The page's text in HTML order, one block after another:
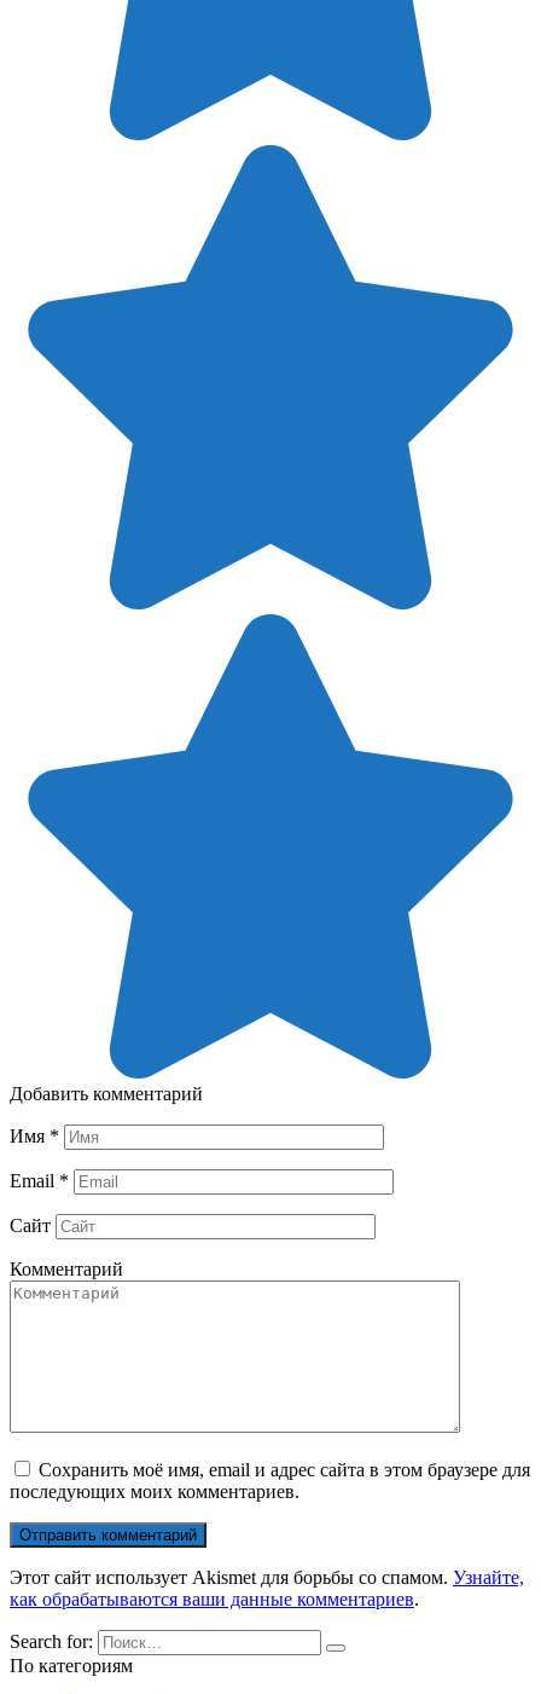
Добавить комментарий
Имя *
Email *
Сайт
Комментарий
Сохранить моё имя, email и адрес сайта в этом браузере для
последующих моих комментариев.
Этот сайт использует Akismet для борьбы со спамом. Узнайте,
как обрабатываются ваши данные комментариев.
Search for:
По категориям